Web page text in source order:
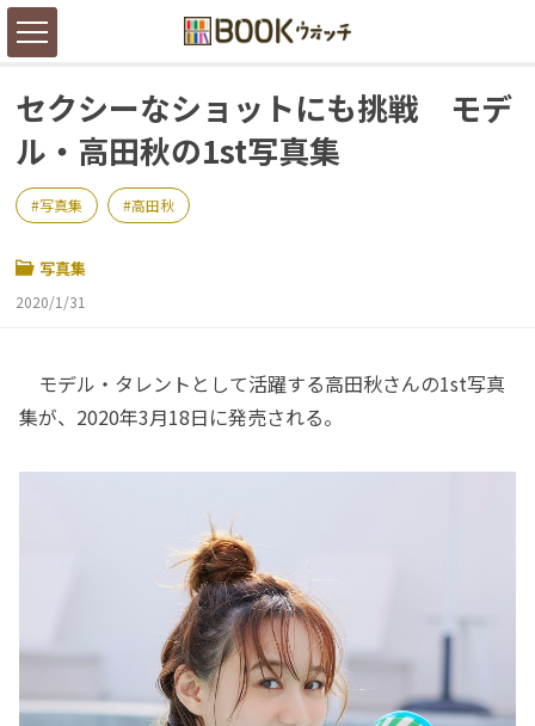
セクシーなショットにも挑戦 モデ
ル・高田秋の1st写真集
写真集 高田秋
写真集
2020/1/31
モデル・タレントとして活躍する高田秋さんの1st写真
集が、2020年3月18日に発売される。